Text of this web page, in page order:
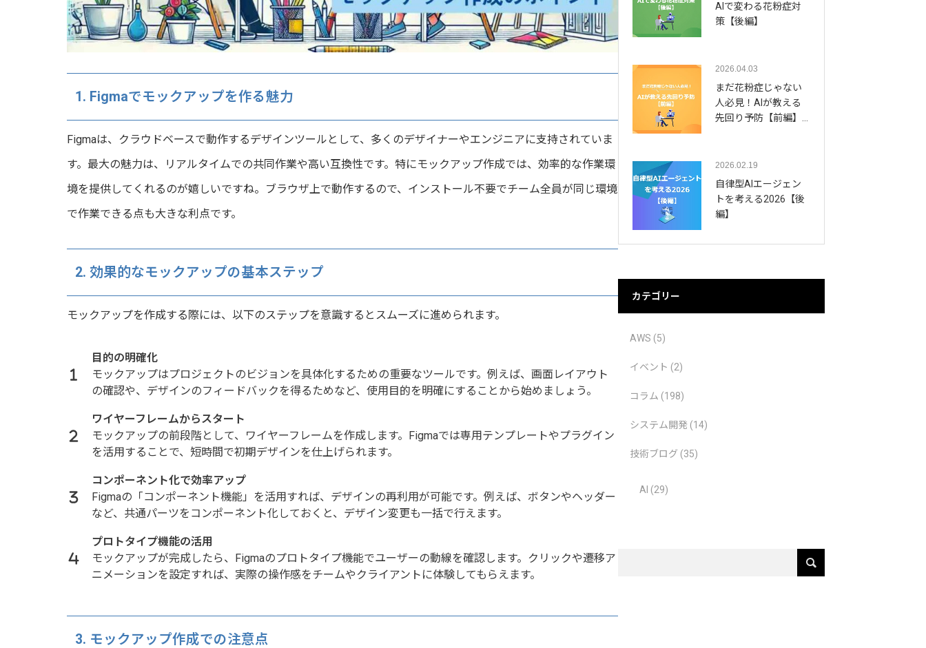
1. Figmaでモックアップを作る魅力
Figmaは、クラウドベースで動作するデザインツールとして、多くのデザイナーやエンジニアに支持されていま
す。最大の魅力は、リアルタイムでの共同作業や高い互換性です。特にモックアップ作成では、効率的な作業環
境を提供してくれるのが嬉しいですね。ブラウザ上で動作するので、インストール不要でチーム全員が同じ環境
で作業できる点も大きな利点です。
2. 効果的なモックアップの基本ステップ
モックアップを作成する際には、以下のステップを意識するとスムーズに進められます。
目的の明確化
モックアップはプロジェクトのビジョンを具体化するための重要なツールです。例えば、画面レイアウト
の確認や、デザインのフィードバックを得るためなど、使用目的を明確にすることから始めましょう。
ワイヤーフレームからスタート
モックアップの前段階として、ワイヤーフレームを作成します。Figmaでは専用テンプレートやプラグイン
を活用することで、短時間で初期デザインを仕上げられます。
コンポーネント化で効率アップ
Figmaの「コンポーネント機能」を活用すれば、デザインの再利用が可能です。例えば、ボタンやヘッダー
など、共通パーツをコンポーネント化しておくと、デザイン変更も一括で行えます。
プロトタイプ機能の活用
モックアップが完成したら、Figmaのプロトタイプ機能でユーザーの動線を確認します。クリックや遷移ア
ニメーションを設定すれば、実際の操作感をチームやクライアントに体験してもらえます。
3. モックアップ作成での注意点
AIで変わる花粉症対
策【後編】
2026.04.03
まだ花粉症じゃない
人必見！AIが教える
先回り予防【前編】…
2026.02.19
自律型AIエージェン
トを考える2026【後
編】
カテゴリー
AWS (5)
イベント (2)
コラム (198)
システム開発 (14)
技術ブログ (35)
AI (29)